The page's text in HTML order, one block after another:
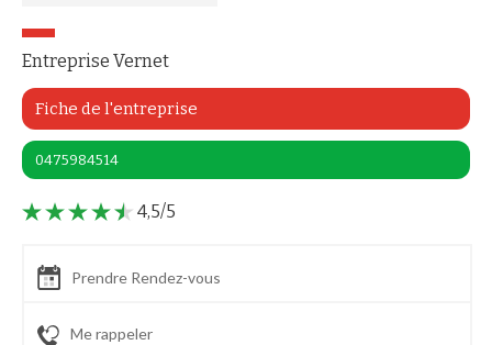
Entreprise Vernet
Fiche de l'entreprise
0475984514
4,5/5
Prendre Rendez-vous
Me rappeler